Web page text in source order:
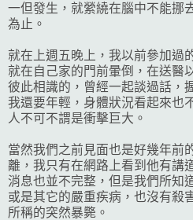
一但發生，就縈繞在腦中不能挪
為止。
就在上週五晚上，我以前參加過
就在自己家的門前暈倒，在送醫
彼此相識的，曾經一起談過話，
我還要年輕，身體狀況看起來也
人不可不謂是衝擊巨大。
當然我們之前見面也是好幾年前
離，我只有在網路上看到他有講
消息也並不完整，但是我們所知
或是其它的嚴重疾病，也沒有殺
所稱的突然暴斃。